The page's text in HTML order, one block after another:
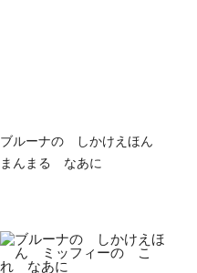
ブルーナの しかけえほん
まんまる なあに